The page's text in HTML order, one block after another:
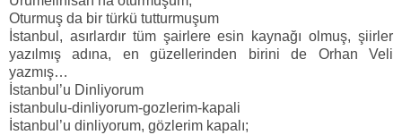
Oturmuş da bir türkü tutturmuşum
İstanbul, asırlardır tüm şairlere esin kaynağı olmuş, şiirler
yazılmış adına, en güzellerinden birini de Orhan Veli
yazmış…
İstanbul’u Dinliyorum
istanbulu-dinliyorum-gozlerim-kapali
İstanbul’u dinliyorum, gözlerim kapalı;